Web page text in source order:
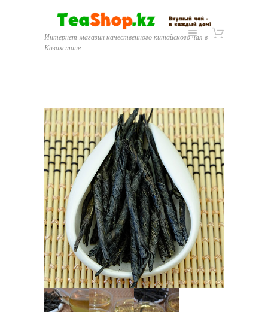
Интернет-магазин качественного китайского чая в
Казахстане